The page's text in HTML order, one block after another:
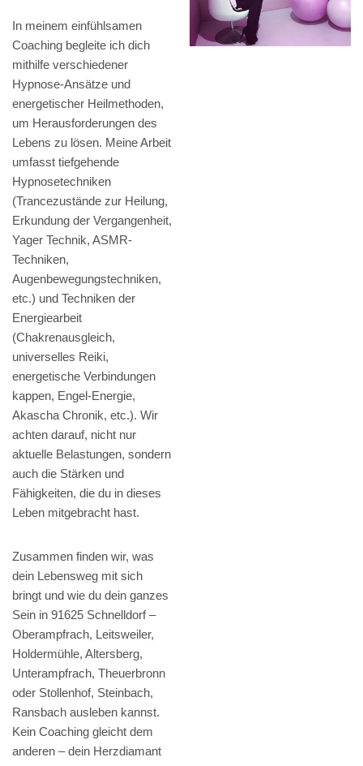
In meinem einfühlsamen
Coaching begleite ich dich
mithilfe verschiedener
Hypnose-Ansätze und
energetischer Heilmethoden,
um Herausforderungen des
Lebens zu lösen. Meine Arbeit
umfasst tiefgehende
Hypnosetechniken
(Trancezustände zur Heilung,
Erkundung der Vergangenheit,
Yager Technik, ASMR-
Techniken,
Augenbewegungstechniken,
etc.) und Techniken der
Energiearbeit
(Chakrenausgleich,
universelles Reiki,
energetische Verbindungen
kappen, Engel-Energie,
Akascha Chronik, etc.). Wir
achten darauf, nicht nur
aktuelle Belastungen, sondern
auch die Stärken und
Fähigkeiten, die du in dieses
Leben mitgebracht hast.
Zusammen finden wir, was
dein Lebensweg mit sich
bringt und wie du dein ganzes
Sein in 91625 Schnelldorf –
Oberampfrach, Leitsweiler,
Holdermühle, Altersberg,
Unterampfrach, Theuerbronn
oder Stollenhof, Steinbach,
Ransbach ausleben kannst.
Kein Coaching gleicht dem
anderen – dein Herzdiamant